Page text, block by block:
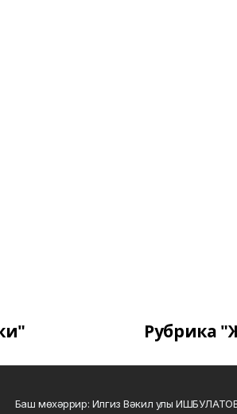
Рубрика
Баш мөхәррир: Илгиз Вәкил улы